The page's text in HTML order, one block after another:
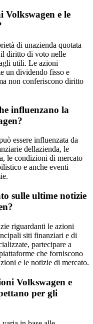
Volkswagen e le
di unazienda quotata
il diritto di voto nelle
utili. Le azioni
un dividendo fisso e
non conferiscono diritto
influenzano la
essere influenzata da
dellazienda, le
le condizioni di mercato
e anche eventi
sulle ultime notizie
riguardanti le azioni
siti finanziari e di
partecipare a
che forniscono
e le notizie di mercato.
Volkswagen e
per gli